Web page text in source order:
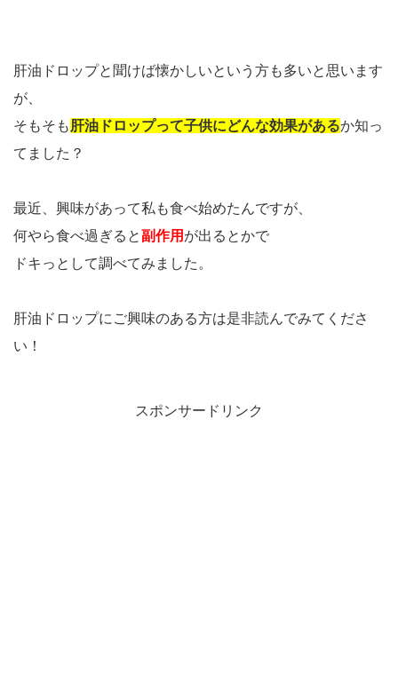
肝油ドロップと聞けば懐かしいという方も多いと思います
が、
そもそも肝油ドロップって子供にどんな効果があるか知っ
てました？
最近、興味があって私も食べ始めたんですが、
何やら食べ過ぎると副作用 が出るとかで
ドキっとして調べてみました。
肝油ドロップにご興味のある方は是非読んでみてくださ
い！
スポンサードリンク